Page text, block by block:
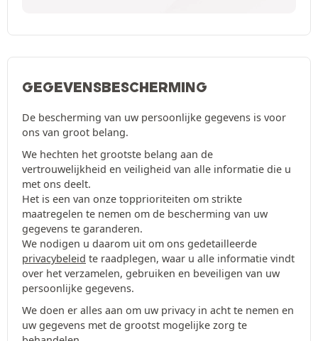
GEGEVENSBESCHERMING
De bescherming van uw persoonlijke gegevens is voor
ons van groot belang.
We hechten het grootste belang aan de
vertrouwelijkheid en veiligheid van alle informatie die u
met ons deelt.
Het is een van onze topprioriteiten om strikte
maatregelen te nemen om de bescherming van uw
gegevens te garanderen.
We nodigen u daarom uit om ons gedetailleerde
privacybeleid te raadplegen, waar u alle informatie vindt
over het verzamelen, gebruiken en beveiligen van uw
persoonlijke gegevens.
We doen er alles aan om uw privacy in acht te nemen en
uw gegevens met de grootst mogelijke zorg te